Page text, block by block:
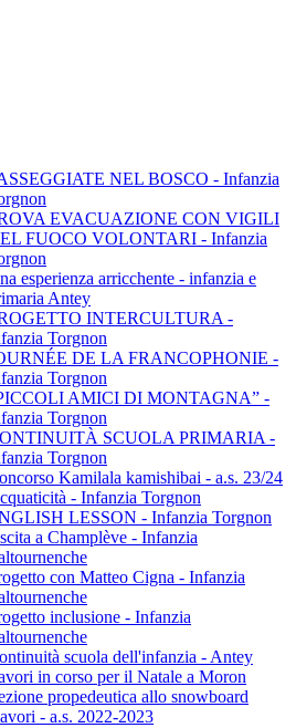
NEL BOSCO - Infanzia
EVACUAZIONE CON VIGILI
FUOCO VOLONTARI - Infanzia
esperienza arricchente - infanzia e
Antey
INTERCULTURA -
Torgnon
DE LA FRANCOPHONIE -
Torgnon
AMICI DI MONTAGNA” -
Torgnon
SCUOLA PRIMARIA -
Torgnon
Kamilala kamishibai - a.s. 23/24
- Infanzia Torgnon
LESSON - Infanzia Torgnon
a Champlève - Infanzia
con Matteo Cigna - Infanzia
inclusione - Infanzia
scuola dell'infanzia - Antey
in corso per il Natale a Moron
propedeutica allo snowboard
- a.s. 2022-2023